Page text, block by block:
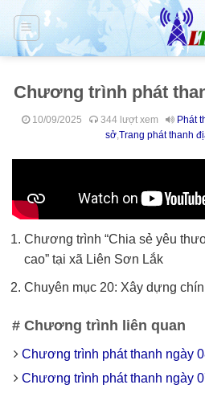
Skip
content
Chương trình phát
10/09/2025 344 lượt xem Phát
sở,Trang phát thanh
Chương trình “Chia sẻ yêu
cao” tại xã Liên Sơn Lắk
Chuyên mục 20: Xây dựng
# Chương trình liên quan
Chương trình phát thanh ngày
Chương trình phát thanh ngày